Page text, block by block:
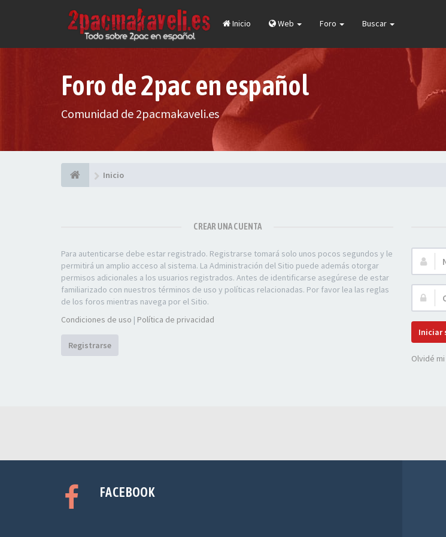
Inicio Web Foro Buscar
Foro de 2pac en español
Comunidad de 2pacmakaveli.es
Inicio
CREAR UNA CUENTA
Para autenticarse debe estar registrado. Registrarse tomará solo unos pocos segundos y le
permitirá un amplio acceso al sistema. La Administración del Sitio puede además otorgar
permisos adicionales a los usuarios registrados. Antes de identificarse asegúrese de estar
familiarizado con nuestros términos de uso y políticas relacionadas. Por favor lea las reglas
de los foros mientras navega por el Sitio.
Condiciones de uso | Política de privacidad
Registrarse
Nombre
de
Usuario:
Iniciar
Olvidé
FACEBOOK